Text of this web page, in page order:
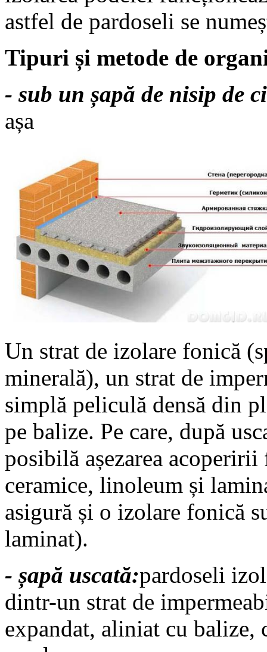
astfel de pardoseli se
Tipuri și metode de
- sub un șapă de nisip de
așa
Un strat de izolare fonică
minerală), un strat de
simplă peliculă densă din
pe balize. Pe care, după
posibilă așezarea
ceramice, linoleum și
asigură și o izolare fonică
laminat).
- șapă uscată:pardoseli
dintr-un strat de
expandat, aliniat cu balize,